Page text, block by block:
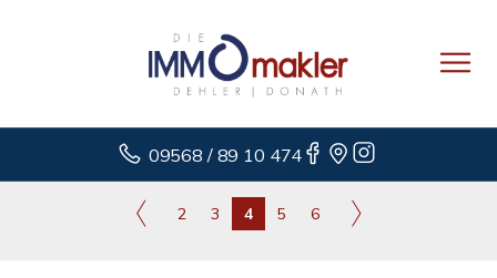
09568 / 89 10 474
2 3 4 5 6